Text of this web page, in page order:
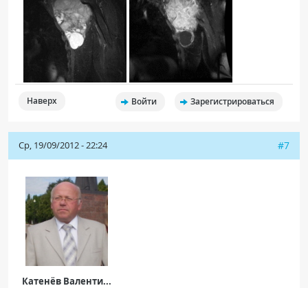
Наверх Войти Зарегистрироваться
Ср, 19/09/2012 - 22:24 #7
Катенёв Валенти...